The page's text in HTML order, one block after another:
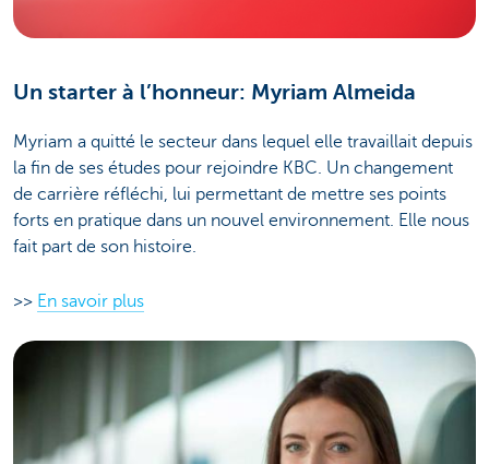
Un starter à l’honneur: Myriam Almeida
Myriam a quitté le secteur dans lequel elle travaillait depuis
la fin de ses études pour rejoindre KBC. Un changement
de carrière réfléchi, lui permettant de mettre ses points
forts en pratique dans un nouvel environnement. Elle nous
fait part de son histoire.
>> En savoir plus